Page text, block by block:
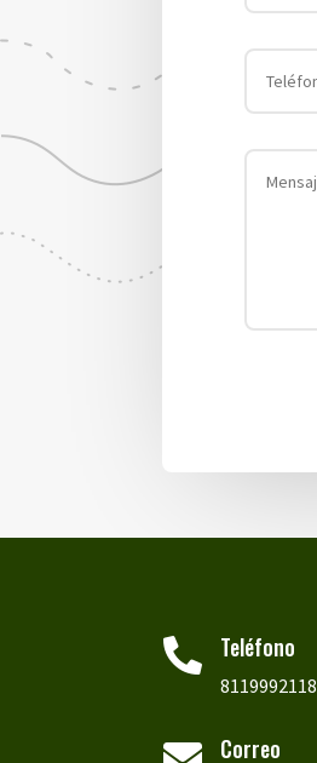
 Teléfono
8119992118
Correo